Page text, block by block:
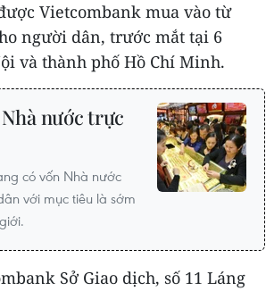
Vietcombank mua vào từ
người dân, trước mắt tại 6
và thành phố Hồ Chí Minh.
nước trực
có vốn Nhà nước
với mục tiêu là sớm
Sở Giao dịch, số 11 Láng